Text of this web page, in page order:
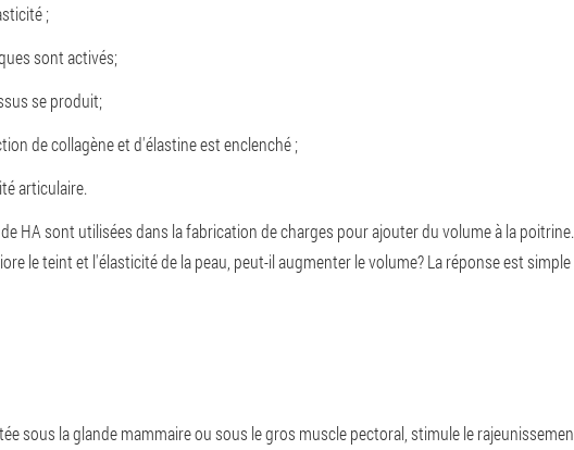
;
sont activés;
se produit;
de collagène et d'élastine est enclenché ;
articulaire.
HA sont utilisées dans la fabrication de charges pour ajouter du volume à la
le teint et l'élasticité de la peau, peut-il augmenter le volume? La réponse est
sous la glande mammaire ou sous le gros muscle pectoral, stimule le